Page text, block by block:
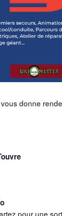
vous donne
pour une